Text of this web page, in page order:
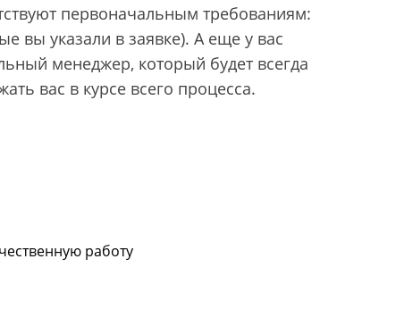
первоначальным требованиям:
вы указали в заявке). А еще у вас
менеджер, который будет всегда
вас в курсе всего процесса.